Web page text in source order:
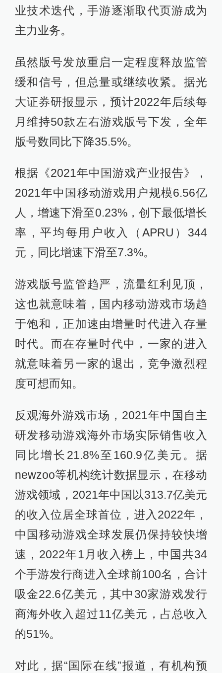
业技术迭代，手游逐渐取代页游成为
主力业务。
虽然版号发放重启一定程度释放监管
缓和信号，但总量或继续收紧。据光
大证券研报显示，预计2022年后续每
月维持50款左右游戏版号下发，全年
版号数同比下降35.5%。
根据《2021年中国游戏产业报告》，
2021年中国移动游戏用户规模6.56亿
人，增速下滑至0.23%，创下最低增长
率，平均每用户收入（APRU）344
元，同比增速下滑至7.3%。
游戏版号监管趋严，流量红利见顶，
这也就意味着，国内移动游戏市场趋
于饱和，正加速由增量时代进入存量
时代。而在存量时代中，一家的进入
就意味着另一家的退出，竞争激烈程
度可想而知。
反观海外游戏市场，2021年中国自主
研发移动游戏海外市场实际销售收入
同比增长21.8%至160.9亿美元。据
newzoo等机构统计数据显示，在移动
游戏领域，2021年中国以313.7亿美元
的收入位居全球首位，进入2022年，
中国移动游戏全球发展仍保持较快增
速，2022年1月收入榜上，中国共34
个手游发行商进入全球前100名，合计
吸金22.6亿美元，其中30家游戏发行
商海外收入超过11亿美元，占总收入
的51%。
对此，据“国际在线”报道，有机构预